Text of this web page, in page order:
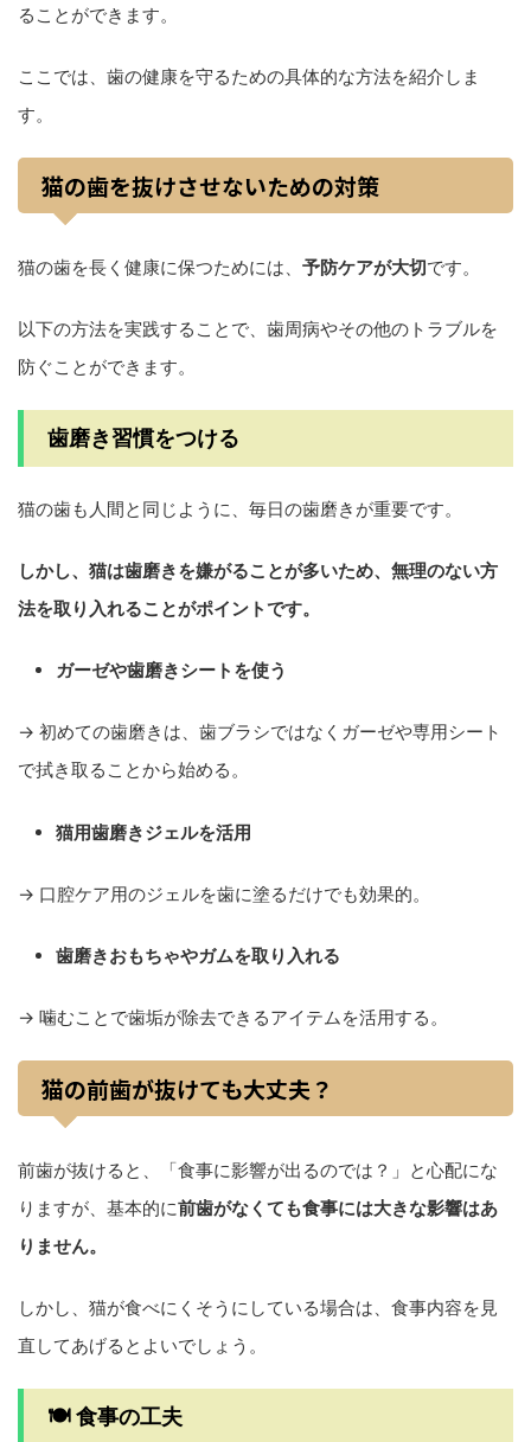
ることができます。
ここでは、歯の健康を守るための具体的な方法を紹介しま
す。
猫の歯を抜けさせないための対策
猫の歯を長く健康に保つためには、 予防ケアが大切です。
以下の方法を実践することで、歯周病やその他のトラブルを
防ぐことができます。
歯磨き習慣をつける
猫の歯も人間と同じように、毎日の歯磨きが重要です。
しかし、猫は歯磨きを嫌がることが多いため、無理のない方
法を取り入れることがポイントです。
ガーゼや歯磨きシートを使う
→ 初めての歯磨きは、歯ブラシではなくガーゼや専用シート
で拭き取ることから始める。
猫用歯磨きジェルを活用
→ 口腔ケア用のジェルを歯に塗るだけでも効果的。
歯磨きおもちゃやガムを取り入れる
→ 噛むことで歯垢が除去できるアイテムを活用する。
猫の前歯が抜けても大丈夫？
前歯が抜けると、「食事に影響が出るのでは？」と心配にな
りますが、基本的に前歯がなくても食事には大きな影響はあ
りません。
しかし、猫が食べにくそうにしている場合は、食事内容を見
直してあげるとよいでしょう。
🍽 食事の工夫